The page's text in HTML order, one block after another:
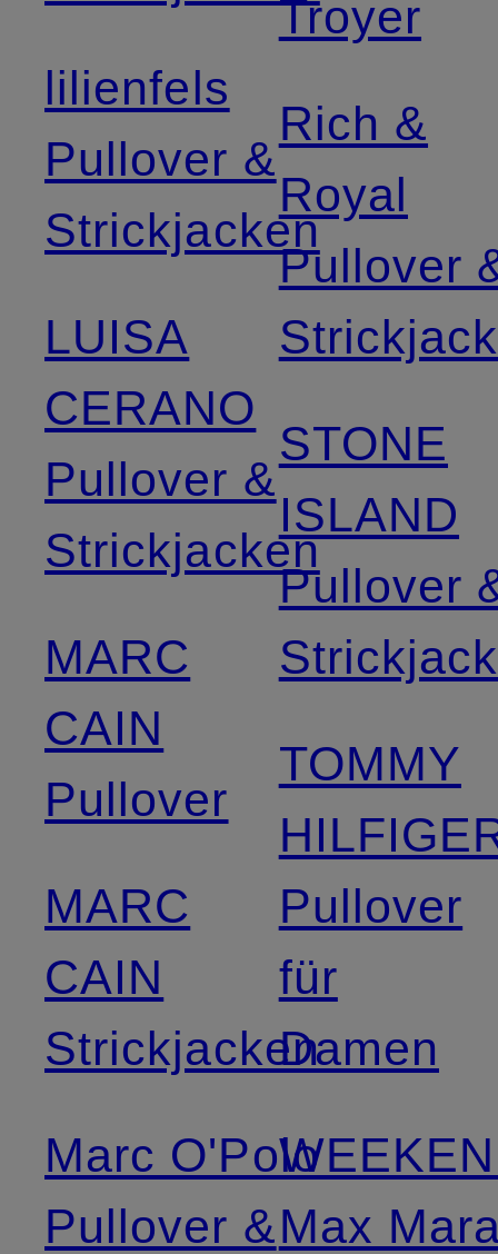
lilienfels
Pullover &
Strickjacken
LUISA
CERANO
Pullover &
Strickjacken
MARC
CAIN
Pullover
MARC
CAIN
Strickjacken
Marc O'Polo
Pullover &
Troyer
Rich &
Royal
Pullover
STONE
ISLAND
Pullover
TOMMY
Pullover
für
Damen
Max